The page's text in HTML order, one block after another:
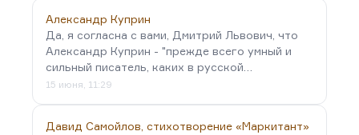
Александр Куприн
Да, я согласна с вами, Дмитрий Львович, что
Александр Куприн - "прежде всего умный и
сильный писатель, каких в русской…
15 июня, 11:29
Давид Самойлов, стихотворение «Маркитант»